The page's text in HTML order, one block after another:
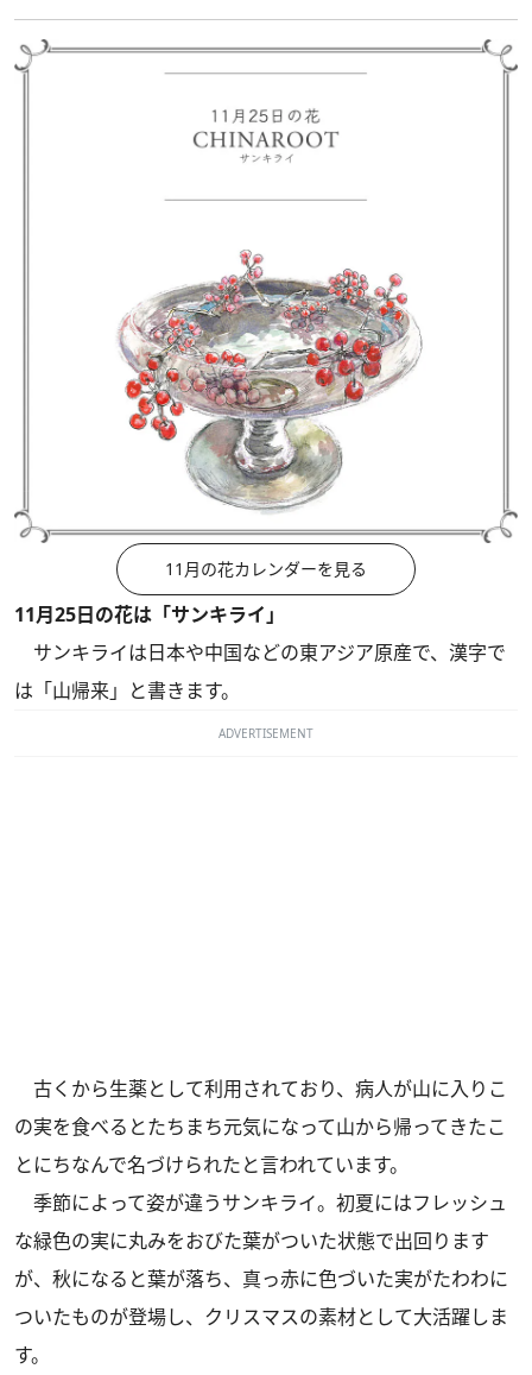
11月の花カレンダーを見る
11月25日の花は「サンキライ」
サンキライは日本や中国などの東アジア原産で、漢字で
は「山帰来」と書きます。
ADVERTISEMENT
古くから生薬として利用されており、病人が山に入りこ
の実を食べるとたちまち元気になって山から帰ってきたこ
とにちなんで名づけられたと言われています。
季節によって姿が違うサンキライ。初夏にはフレッシュ
な緑色の実に丸みをおびた葉がついた状態で出回ります
が、秋になると葉が落ち、真っ赤に色づいた実がたわわに
ついたものが登場し、クリスマスの素材として大活躍しま
す。